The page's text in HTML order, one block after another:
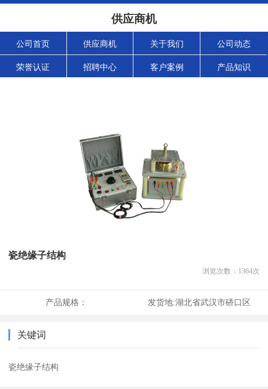
供应商机
公司首页 供应商机 关于我们 公司动态
荣誉认证 招聘中心 客户案例 产品知识
瓷绝缘子结构
浏览次数： 1364次
产品规格： 发货地:湖北省武汉市硚口区
关键词
瓷绝缘子结构